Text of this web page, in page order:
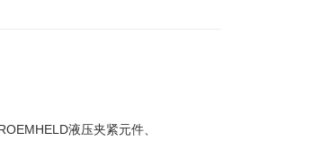
液压夹紧元件、